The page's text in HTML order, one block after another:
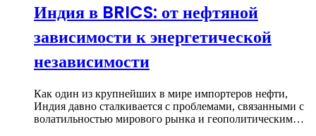
Индия в BRICS: от нефтяной
зависимости к энергетической
независимости
Как один из крупнейших в мире импортеров нефти,
Индия давно сталкивается с проблемами, связанными с
волатильностью мирового рынка и геополитическим…